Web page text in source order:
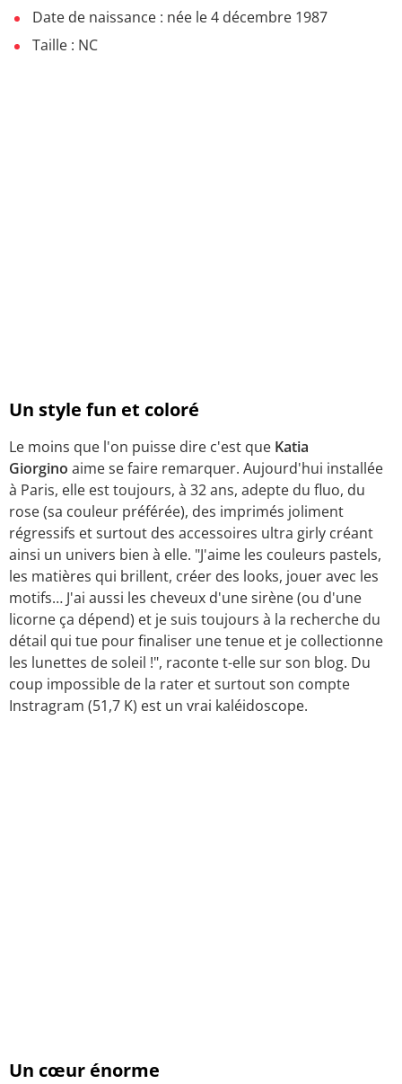
Date de naissance : née le 4 décembre 1987
Taille : NC
Un style fun et coloré
Le moins que l'on puisse dire c'est que Katia
Giorgino aime se faire remarquer. Aujourd'hui installée
à Paris, elle est toujours, à 32 ans, adepte du fluo, du
rose (sa couleur préférée), des imprimés joliment
régressifs et surtout des accessoires ultra girly créant
ainsi un univers bien à elle. "J'aime les couleurs pastels,
les matières qui brillent, créer des looks, jouer avec les
motifs… J'ai aussi les cheveux d'une sirène (ou d'une
licorne ça dépend) et je suis toujours à la recherche du
détail qui tue pour finaliser une tenue et je collectionne
les lunettes de soleil !", raconte t-elle sur son blog. Du
coup impossible de la rater et surtout son compte
Instragram (51,7 K) est un vrai kaléidoscope.
Un cœur énorme